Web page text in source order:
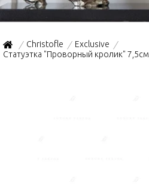
/ Christofle / Exclusive /
Статуэтка "Проворный кролик" 7,5см